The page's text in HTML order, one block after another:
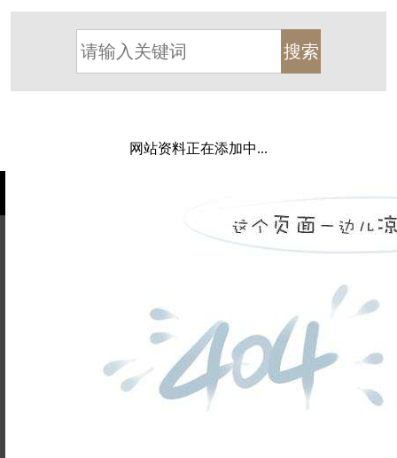
轻奢
法式 北欧
简美
港式
其他装饰风格
保亿·湖风雅园
杭房·首望澜翠府
西湖院子
东原德信九章赋
西溪玫瑰
万科·悦虹湾
东方润园
都会森林
瑞城熙园
北辰国颂府
碧桂园珑悦
玉榕庄
旭辉时代
自建别墅
名门世家
绿野春天
网站资料正在添加中...
姓名不能
为空
电话不能